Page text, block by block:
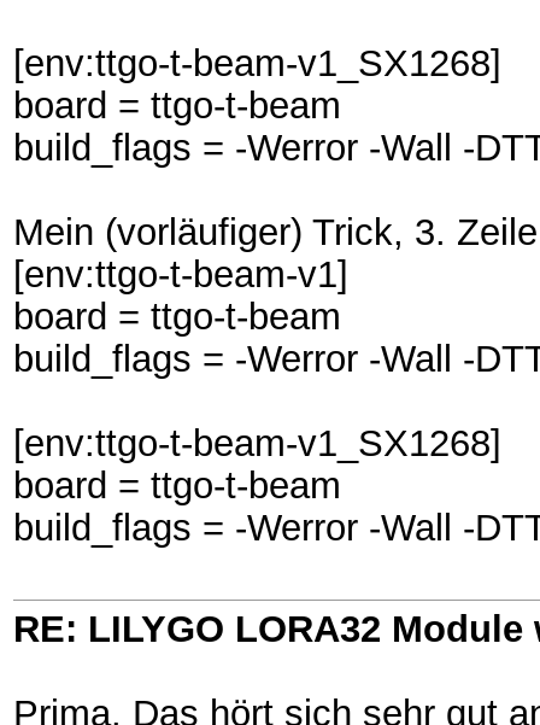
[env:ttgo-t-beam-v1_SX1268]
board = ttgo-t-beam
build_flags = -Werror -Wall -
Mein (vorläufiger) Trick, 3.
[env:ttgo-t-beam-v1]
board = ttgo-t-beam
build_flags = -Werror -Wall -
[env:ttgo-t-beam-v1_SX1268]
board = ttgo-t-beam
build_flags = -Werror -Wall -
RE: LILYGO LORA32 Module
Prima. Das hört sich sehr gut